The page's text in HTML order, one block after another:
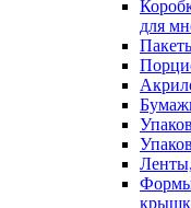
для
Формы